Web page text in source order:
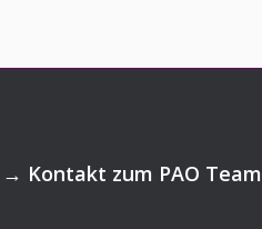
→ Kontakt zum PAO Team